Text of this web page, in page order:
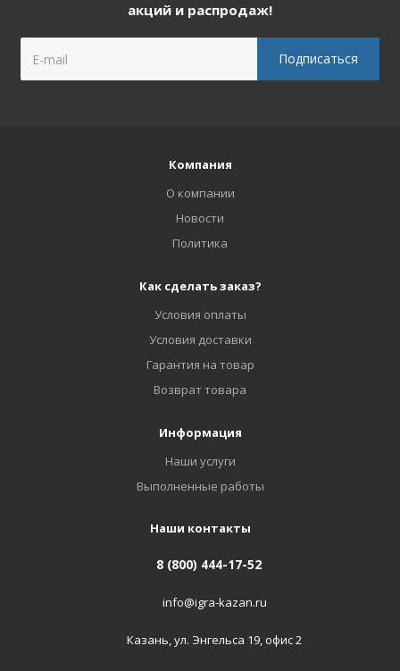
акций и распродаж!
Компания
О компании
Новости
Политика
Как сделать заказ?
Условия оплаты
Условия доставки
Гарантия на товар
Возврат товара
Информация
Наши услуги
Выполненные работы
Наши контакты
8 (800) 444-17-52
info@igra-kazan.ru
Казань, ул. Энгельса 19, офис 2